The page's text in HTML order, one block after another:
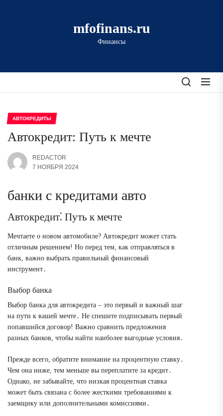
mfofinans.ru
Финансы
АВТОКРЕДИТЫ
Автокредит: Путь к мечте
REDACTOR
7 НОЯБРЯ 2024
банки с кредитами авто
Автокредит⁚ Путь к мечте
Мечтаете о новом автомобиле? Автокредит может стать
отличным решением! Но перед тем, как отправляться в
банк, важно выбрать правильный финансовый
инструмент․
Выбор банка
Выбор банка для автокредита – это первый и важный шаг
на пути к вашей мечте․ Не спешите подписывать первый
попавшийся договор! Важно сравнить предложения
разных банков, чтобы найти наиболее выгодные условия․
Прежде всего, обратите внимание на процентную ставку․
Чем она ниже, тем меньше вы переплатите за кредит․
Однако, не забывайте, что низкая процентная ставка
может быть связана с более жесткими требованиями к
заемщику или дополнительными комиссиями․